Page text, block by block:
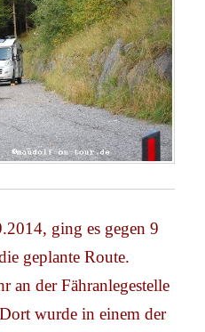
ging es gegen 9
geplante Route.
an der Fähranlegestelle
wurde in einem der